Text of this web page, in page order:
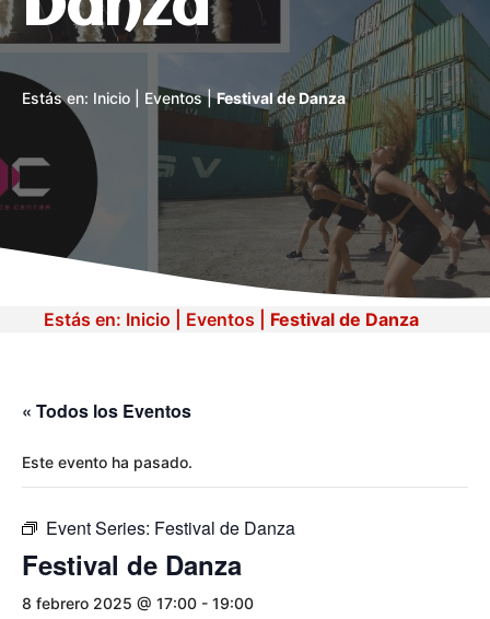
Estás en: Inicio Eventos|Festival de Danza
Estás en: Inicio Eventos Festival de Danza
« Todos los Eventos
Este evento ha pasado.
Event Series: Festival de Danza
Festival de Danza
8 febrero 2025 @ 17:00 - 19:00